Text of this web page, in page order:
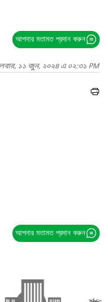
আপনার মতামত প্রদান করুন
১১ জুন, ২০২৪ এ ০২:৩১ PM
আপনার মতামত প্রদান করুন